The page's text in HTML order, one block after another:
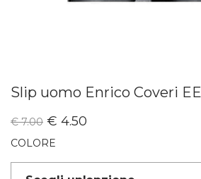
Slip uomo Enrico Coveri EE
€7.00 € 4.50
COLORE